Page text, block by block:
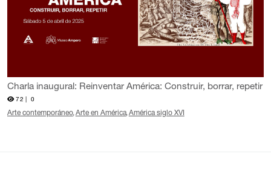
Charla inaugural: Reinventar América: Construir, borrar, repetir
72 | 0
Arte contemporáneo Arte en América América siglo XVI